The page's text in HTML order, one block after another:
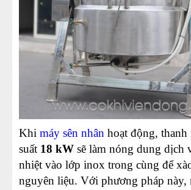
Khi máy sên nhân hoạt động, thanh
suất 18 kW sẽ làm nóng dung dịch
nhiệt vào lớp inox trong cùng để
nguyên liệu. Với phương pháp này,